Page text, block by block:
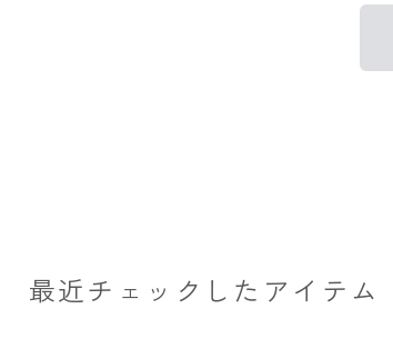
最近チェックしたアイテム